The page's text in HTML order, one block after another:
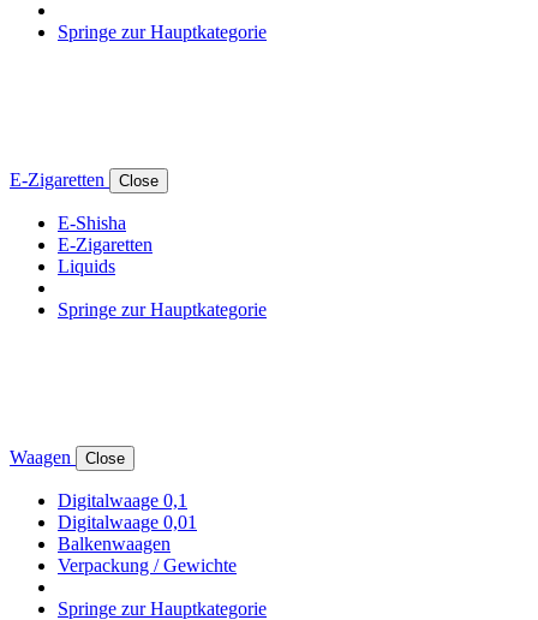
Springe zur Hauptkategorie
E-Zigaretten Close
E-Shisha
E-Zigaretten
Liquids
Springe zur Hauptkategorie
Waagen Close
Digitalwaage 0,1
Digitalwaage 0,01
Balkenwaagen
Verpackung / Gewichte
Springe zur Hauptkategorie